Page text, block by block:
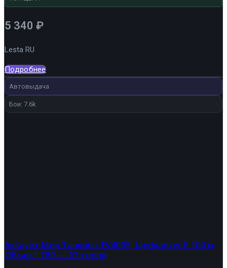
5 340 ₽
Lesta RU
Подробнее
Автовыдача
Бои: 7.6k
Аккаунт Мир Танков с FV4005, Jagdpanzer E 100 и
Объект 780 — 27 топов